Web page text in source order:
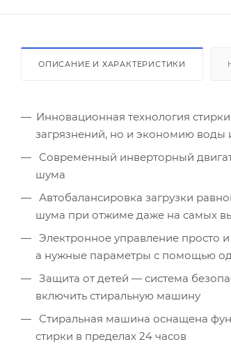
ОПИСАНИЕ И ХАРАКТЕРИСТИКИ
Инновационная технология
загрязнений, но и экономию воды
Современный инверторный
шума
Автобалансировка загрузки
шума при отжиме даже на самых
Электронное управление просто
а нужные параметры с помощью
Защита от детей — система
включить стиральную машину
Стиральная машина оснащена
стирки в пределах 24 часов